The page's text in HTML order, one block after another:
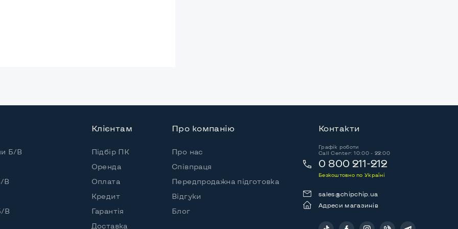
i7-8850H
потоків
Б/В
В
В
Клієнтам
Підбір ПК
Оренда
Оплата
Кредит
Гарантія
Доставка
Про компанію
Про нас
Співпраця
Передпродажна підготовка
Відгуки
Блог
Контакти
Графік роботи
Call Center: 10:00 - 22:00
0 800 211-212
Безкоштовно по Україні
sales@chipchip.ua
Адреси магазинів